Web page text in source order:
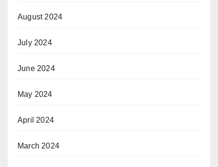
August 2024
July 2024
June 2024
May 2024
April 2024
March 2024